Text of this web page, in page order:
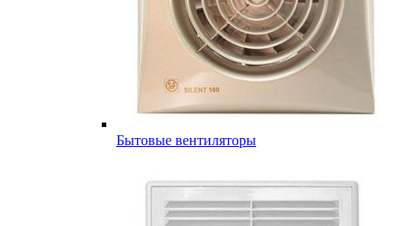
Бытовые вентиляторы